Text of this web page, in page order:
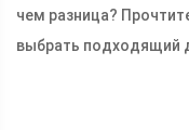
чем разница?
выбрать подходящий